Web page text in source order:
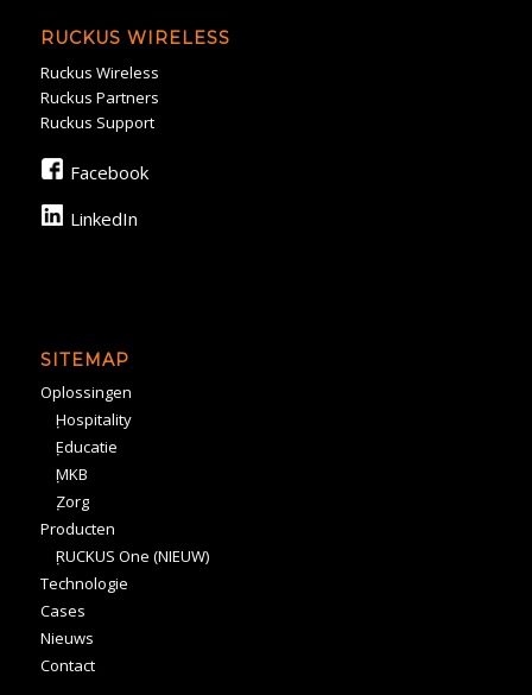
RUCKUS WIRELESS
Ruckus Wireless
Ruckus Partners
Ruckus Support
Facebook
LinkedIn
SITEMAP
Oplossingen
Hospitality
Educatie
MKB
Zorg
Producten
RUCKUS One (NIEUW)
Technologie
Cases
Nieuws
Contact